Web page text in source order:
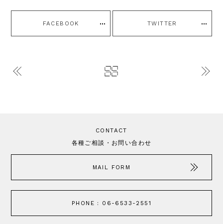
FACEBOOK TWITTER
CONTACT
各種ご相談・お問い合わせ
MAIL FORM
PHONE : 06-6533-2551